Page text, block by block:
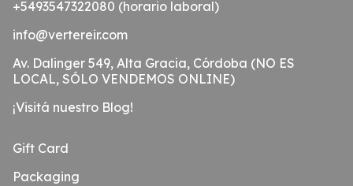
+5493547322080 (horario laboral)
info@vertereir.com
Av. Dalinger 549, Alta Gracia, Córdoba (NO ES
LOCAL, SÓLO VENDEMOS ONLINE)
¡Visitá nuestro Blog!
Gift Card
Packaging